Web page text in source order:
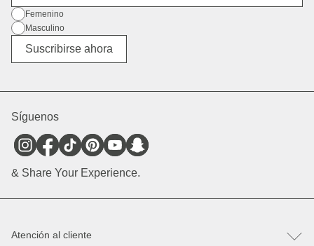
Género
Femenino
Masculino
Suscribirse ahora
Síguenos
& Share Your Experience.
Atención al cliente